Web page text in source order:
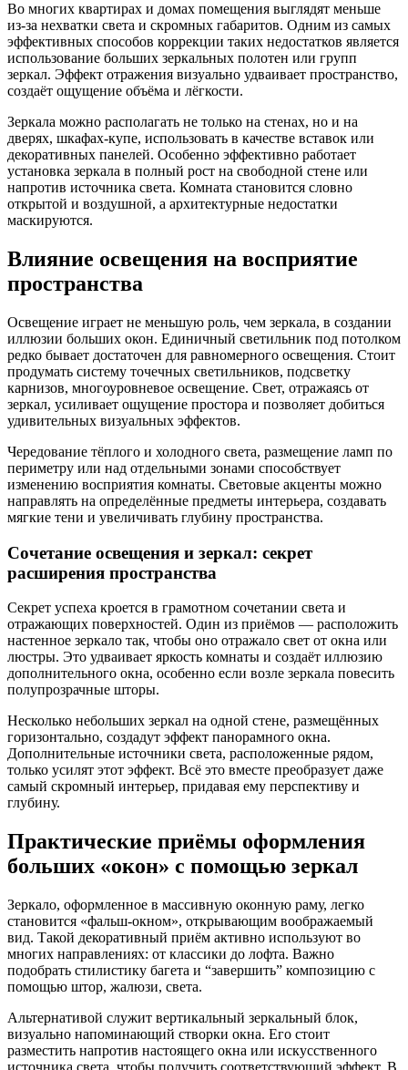
Во многих квартирах и домах помещения выглядят меньше
из-за нехватки света и скромных габаритов. Одним из самых
эффективных способов коррекции таких недостатков является
использование больших зеркальных полотен или групп
зеркал. Эффект отражения визуально удваивает пространство,
создаёт ощущение объёма и лёгкости.
Зеркала можно располагать не только на стенах, но и на
дверях, шкафах-купе, использовать в качестве вставок или
декоративных панелей. Особенно эффективно работает
установка зеркала в полный рост на свободной стене или
напротив источника света. Комната становится словно
открытой и воздушной, а архитектурные недостатки
маскируются.
Влияние освещения на восприятие
пространства
Освещение играет не меньшую роль, чем зеркала, в создании
иллюзии больших окон. Единичный светильник под потолком
редко бывает достаточен для равномерного освещения. Стоит
продумать систему точечных светильников, подсветку
карнизов, многоуровневое освещение. Свет, отражаясь от
зеркал, усиливает ощущение простора и позволяет добиться
удивительных визуальных эффектов.
Чередование тёплого и холодного света, размещение ламп по
периметру или над отдельными зонами способствует
изменению восприятия комнаты. Световые акценты можно
направлять на определённые предметы интерьера, создавать
мягкие тени и увеличивать глубину пространства.
Сочетание освещения и зеркал: секрет
расширения пространства
Секрет успеха кроется в грамотном сочетании света и
отражающих поверхностей. Один из приёмов — расположить
настенное зеркало так, чтобы оно отражало свет от окна или
люстры. Это удваивает яркость комнаты и создаёт иллюзию
дополнительного окна, особенно если возле зеркала повесить
полупрозрачные шторы.
Несколько небольших зеркал на одной стене, размещённых
горизонтально, создадут эффект панорамного окна.
Дополнительные источники света, расположенные рядом,
только усилят этот эффект. Всё это вместе преобразует даже
самый скромный интерьер, придавая ему перспективу и
глубину.
Практические приёмы оформления
больших «окон» с помощью зеркал
Зеркало, оформленное в массивную оконную раму, легко
становится «фальш-окном», открывающим воображаемый
вид. Такой декоративный приём активно используют во
многих направлениях: от классики до лофта. Важно
подобрать стилистику багета и “завершить” композицию с
помощью штор, жалюзи, света.
Альтернативой служит вертикальный зеркальный блок,
визуально напоминающий створки окна. Его стоит
разместить напротив настоящего окна или искусственного